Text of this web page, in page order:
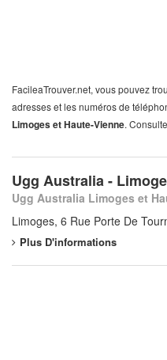
FacileaTrouver.net, vous pouvez
adresses et les numéros de
Limoges et Haute-Vienne.
Ugg Australia -
Ugg Australia Limoges et
Limoges, 6 Rue Porte De
Plus D'informations